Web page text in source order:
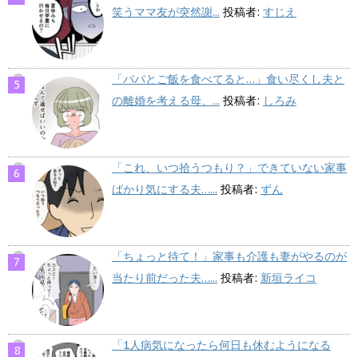
笑うママ友が突然謝... 投稿者: すじえ
「パパとご飯を食べてると…」食い尽くし夫と
の離婚を考える母、... 投稿者: しろみ
「これ、いつ拾うつもり？」できていない家事
ばかり気にする夫…... 投稿者: ずん
「ちょっと待て！」家事も介護も妻がやるのが
当たり前だった夫…... 投稿者: 新垣ライコ
「1人病気になったら何日も休むようになる